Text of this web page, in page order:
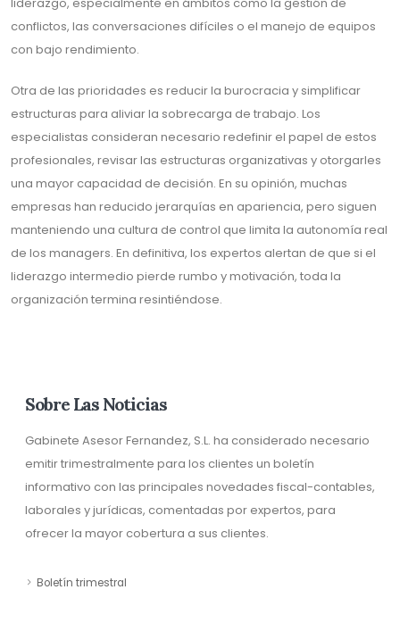
conflictos, las conversaciones difíciles o el manejo de equipos
con bajo rendimiento.
Otra de las prioridades es reducir la burocracia y simplificar
estructuras para aliviar la sobrecarga de trabajo. Los
especialistas consideran necesario redefinir el papel de estos
profesionales, revisar las estructuras organizativas y otorgarles
una mayor capacidad de decisión. En su opinión, muchas
empresas han reducido jerarquías en apariencia, pero siguen
manteniendo una cultura de control que limita la autonomía real
de los managers. En definitiva, los expertos alertan de que si el
liderazgo intermedio pierde rumbo y motivación, toda la
organización termina resintiéndose.
Sobre Las Noticias
Gabinete Asesor Fernandez, S.L. ha considerado necesario
emitir trimestralmente para los clientes un boletín
informativo con las principales novedades fiscal-contables,
laborales y jurídicas, comentadas por expertos, para
ofrecer la mayor cobertura a sus clientes.
Boletín trimestral